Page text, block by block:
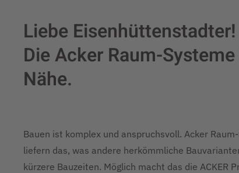
Liebe Eisenhüttenstadter!
Die Acker Raum-
Nähe.
Bauen ist komplex und anspruchsvoll. Acker
liefern das, was andere herkömmliche
kürzere Bauzeiten. Möglich macht das die ACKER